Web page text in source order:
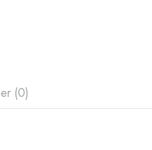
İncelemeler (0)